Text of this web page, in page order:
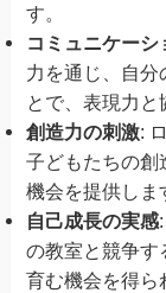
す。
コミュニケー
力を通じ、自分
とで、表現力と
創造力の刺激:
子どもたちの創
機会を提供しま
自己成長の実感
の教室と競争す
育む機会を得ら